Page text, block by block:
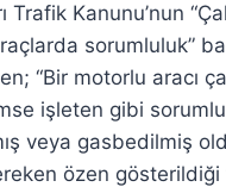
Trafik Kanunu’nun
sorumluluk”
“Bir motorlu aracı
işleten gibi
veya gasbedilmiş
özen